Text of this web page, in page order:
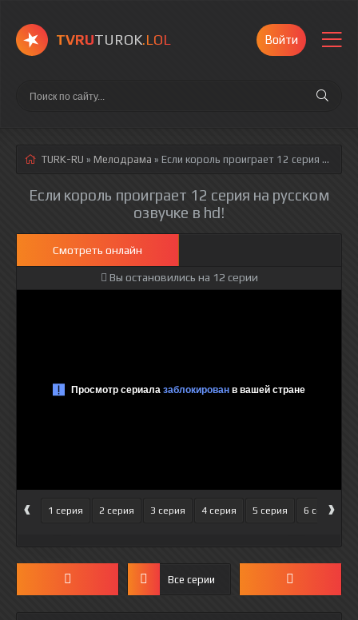
TVRUTUROK.LOL Войти
TURK-RU » Мелодрама » Если король проиграет 12 серия
Если король проиграет 12 серия на русском
озвучке в hd!
Смотреть онлайн
Вы остановились на 12 серии
‹ 1 серия 2 серия 3 серия 4 серия 5 серия 6 серия
›
Все серии